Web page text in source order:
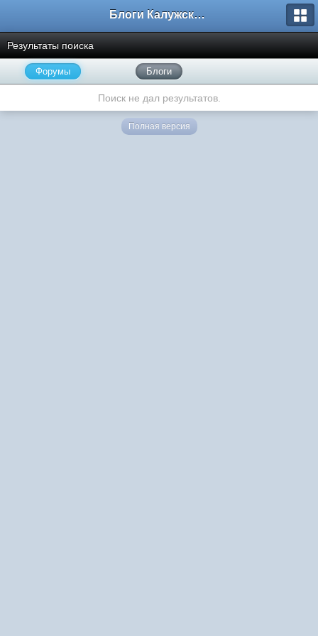
Блоги Калужского перекрестка
Результаты поиска
Форумы Блоги
Поиск не дал результатов.
Полная версия